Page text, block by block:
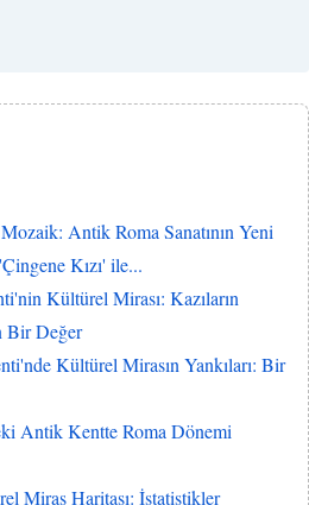
Antik Roma Sanatının Yeni
Kızı' ile...
Kültürel Mirası: Kazıların
Bir Değer
Kültürel Mirasın Yankıları: Bir
Antik Kentte Roma Dönemi
Miras Haritası: İstatistikler